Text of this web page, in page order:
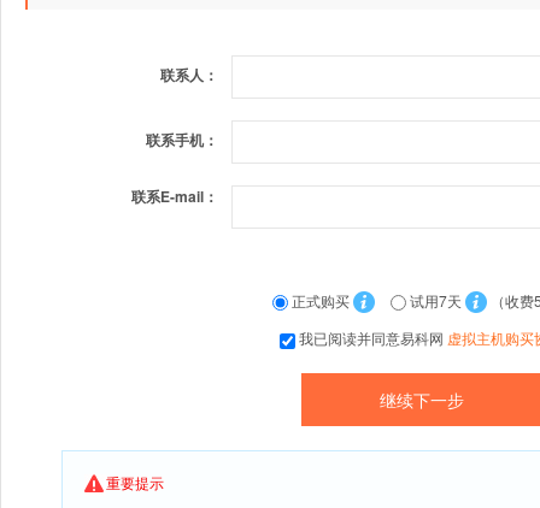
联系人：
联系手机：
联系E-mail：
正式购买 试用7天
（收费
我已阅读并同意易科网 虚拟主机购买
重要提示